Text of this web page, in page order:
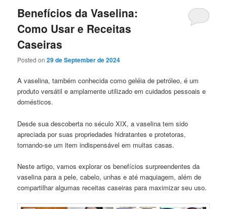
Benefícios da Vaselina:
Como Usar e Receitas
Caseiras
Posted on29 de September de 2024
A vaselina, também conhecida como geléia de petróleo, é um
produto versátil e amplamente utilizado em cuidados pessoais e
domésticos.
Desde sua descoberta no século XIX, a vaselina tem sido
apreciada por suas propriedades hidratantes e protetoras,
tornando-se um item indispensável em muitas casas.
Neste artigo, vamos explorar os benefícios surpreendentes da
vaselina para a pele, cabelo, unhas e até maquiagem, além de
compartilhar algumas receitas caseiras para maximizar seu uso.